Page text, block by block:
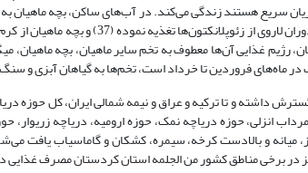
سریع هستند زندگی می‌کند. در آب‌های ساکن، بچه
می‌شوند. ماهیان سفید رودخانه‌ایی
ماه‌های فروردین تا خرداد است، تخم‌ها به گیاهان آبزی و
داشته و تا ترکیه و عراق و نیمه شمالی ایران، کل
انزلی، حوزه دریاچه نمک، حوزه ارومیه، دریاچه زریوار،
میانه و بالادست کرخه، سیمره، کشکان و گاماسیاب یافت
در برخی مناطق کشور من الجلمه استان کردستان مصرف غذایی دارد